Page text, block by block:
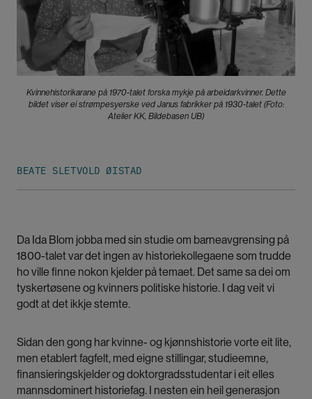
Kvinnehistorikarane på 1970-talet forska mykje på arbeidarkvinner. Dette
bildet viser ei strømpesyerske ved Janus fabrikker på 1930-talet (Foto:
Atelier KK, Bildebasen UB)
BEATE SLETVOLD ØISTAD
Da Ida Blom jobba med sin studie om barneavgrensing på
1800-talet var det ingen av historiekollegaene som trudde
ho ville finne nokon kjelder på temaet. Det same sa dei om
tyskertøsene og kvinners politiske historie. I dag veit vi
godt at det ikkje stemte.
Sidan den gong har kvinne- og kjønnshistorie vorte eit lite,
men etablert fagfelt, med eigne stillingar, studieemne,
finansieringskjelder og doktorgradsstudentar i eit elles
mannsdominert historiefag. I nesten ein heil generasjon